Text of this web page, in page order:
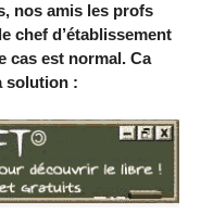
nos amis les profs
chef d’établissement
cas est normal. Ca
solution :